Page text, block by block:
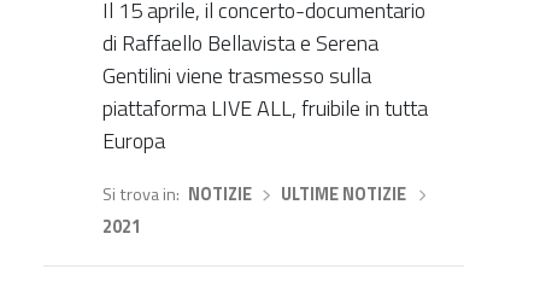
Il 15 aprile, il concerto-documentario
di Raffaello Bellavista e Serena
Gentilini viene trasmesso sulla
piattaforma LIVE ALL, fruibile in tutta
Europa
Si trova in NOTIZIE› ULTIME NOTIZIE
2021